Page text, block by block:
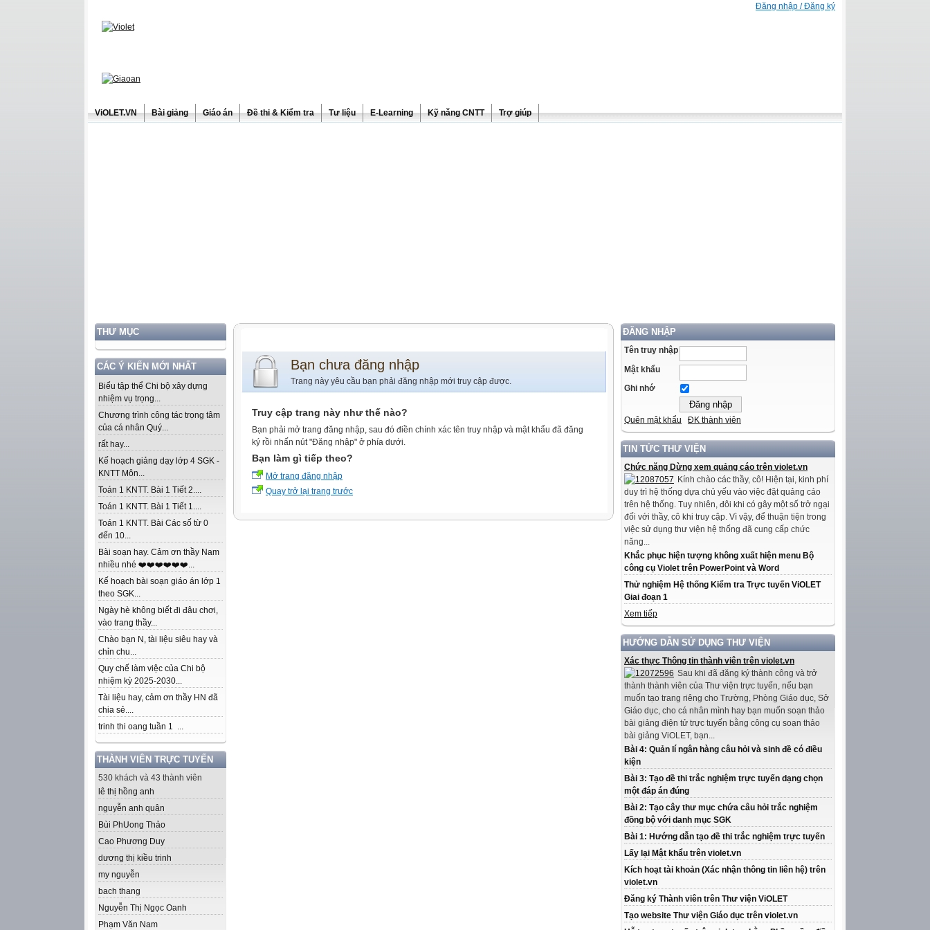
Đăng nhập / Đăng ký
ViOLET.VN Bài giảng Giáo án Đề thi & Kiểm tra Tư liệu E-Learning Kỹ năng CNTT Trợ giúp
THƯ MỤC
CÁC Ý KIẾN MỚI NHẤT
Biểu tập thể Chi bộ xây dựng
nhiệm vụ trọng...
Chương trình công tác trọng tâm
của cá nhân Quý...
rất hay...
Kế hoạch giảng dạy lớp 4 SGK -
KNTT Môn...
Toán 1 KNTT. Bài 1 Tiết 2....
Toán 1 KNTT. Bài 1 Tiết 1....
Toán 1 KNTT. Bài Các số từ 0
đến 10...
Bài soạn hay. Cảm ơn thầy Nam
nhiều nhé ❤️❤️❤️❤️❤️❤️...
Kế hoạch bài soạn giáo án lớp 1
theo SGK...
Ngày hè không biết đi đâu chơi,
vào trang thầy...
Chào bạn N, tài liệu siêu hay và
chỉn chu...
Quy chế làm việc của Chi bộ
nhiệm kỳ 2025-2030...
Tài liệu hay, cảm ơn thầy HN đã
chia sẻ....
trinh thi oang tuần 1 ...
THÀNH VIÊN TRỰC TUYẾN
530 khách và 43 thành viên
lê thị hồng anh
nguyễn anh quân
Bùi Ph­Uong Thảo
Cao Phương Duy
dương thị kiều trinh
my nguyễn
bach thang
Nguyễn Thị Ngọc Oanh
Phạm Văn Nam
ĐĂNG NHẬP
Tên truy nhập
Mật khẩu
Ghi nhớ
Quên mật khẩu ĐK thành viên
TIN TỨC THƯ VIỆN
Chức năng Dừng xem quảng cáo trên violet.vn
Kính chào các thầy, cô! Hiện tại, kinh phí
duy trì hệ thống dựa chủ yếu vào việc đặt quảng cáo
trên hệ thống. Tuy nhiên, đôi khi có gây một số trở ngại
đối với thầy, cô khi truy cập. Vì vậy, để thuận tiện trong
việc sử dụng thư viện hệ thống đã cung cấp chức
năng...
Khắc phục hiện tượng không xuất hiện menu Bộ
công cụ Violet trên PowerPoint và Word
Thử nghiệm Hệ thống Kiểm tra Trực tuyến ViOLET
Giai đoạn 1
Xem tiếp
HƯỚNG DẪN SỬ DỤNG THƯ VIỆN
Xác thực Thông tin thành viên trên violet.vn
Sau khi đã đăng ký thành công và trở
thành thành viên của Thư viện trực tuyến, nếu bạn
muốn tạo trang riêng cho Trường, Phòng Giáo dục, Sở
Giáo dục, cho cá nhân mình hay bạn muốn soạn thảo
bài giảng điện tử trực tuyến bằng công cụ soạn thảo
bài giảng ViOLET, bạn...
Bài 4: Quản lí ngân hàng câu hỏi và sinh đề có điều
kiện
Bài 3: Tạo đề thi trắc nghiệm trực tuyến dạng chọn
một đáp án đúng
Bài 2: Tạo cây thư mục chứa câu hỏi trắc nghiệm
đồng bộ với danh mục SGK
Bài 1: Hướng dẫn tạo đề thi trắc nghiệm trực tuyến
Lấy lại Mật khẩu trên violet.vn
Kích hoạt tài khoản (Xác nhận thông tin liên hệ) trên
violet.vn
Đăng ký Thành viên trên Thư viện ViOLET
Tạo website Thư viện Giáo dục trên violet.vn
Bạn chưa đăng nhập
Trang này yêu cầu bạn phải đăng nhập mới truy cập được.
Truy cập trang này như thế nào?
Bạn phải mở trang đăng nhập, sau đó điền chính xác tên truy nhập và mật khẩu đã đăng
ký rồi nhấn nút "Đăng nhập" ở phía dưới.
Bạn làm gì tiếp theo?
Mở trang đăng nhập
Quay trở lại trang trước